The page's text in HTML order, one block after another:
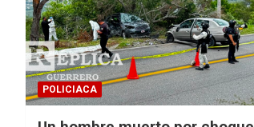
POLICIACA